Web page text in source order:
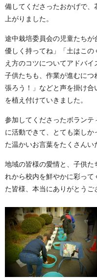
備してくださったおかげで
上がりました。
途中栽培委員会の児童たち
優しく持ってね」「土はこ
え方のコツについてアドバ
子供たちも、作業が進むに
張ろう！」などと声を掛け
を植え付けていきました。
参加してくださったボラン
に活動できて、とても楽し
た温かいお言葉をたくさんい
地域の皆様の愛情と、子供た
れから校内を鮮やかに彩っ
た皆様、本当にありがとうご